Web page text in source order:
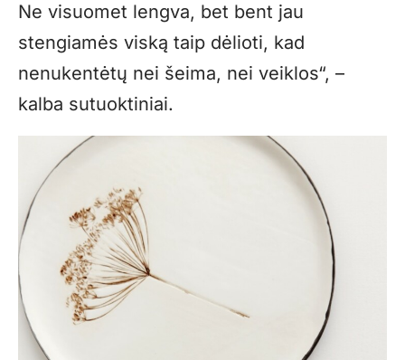
Ne visuomet lengva, bet bent jau
stengiamės viską taip dėlioti, kad
nenukentėtų nei šeima, nei veiklos“, –
kalba sutuoktiniai.